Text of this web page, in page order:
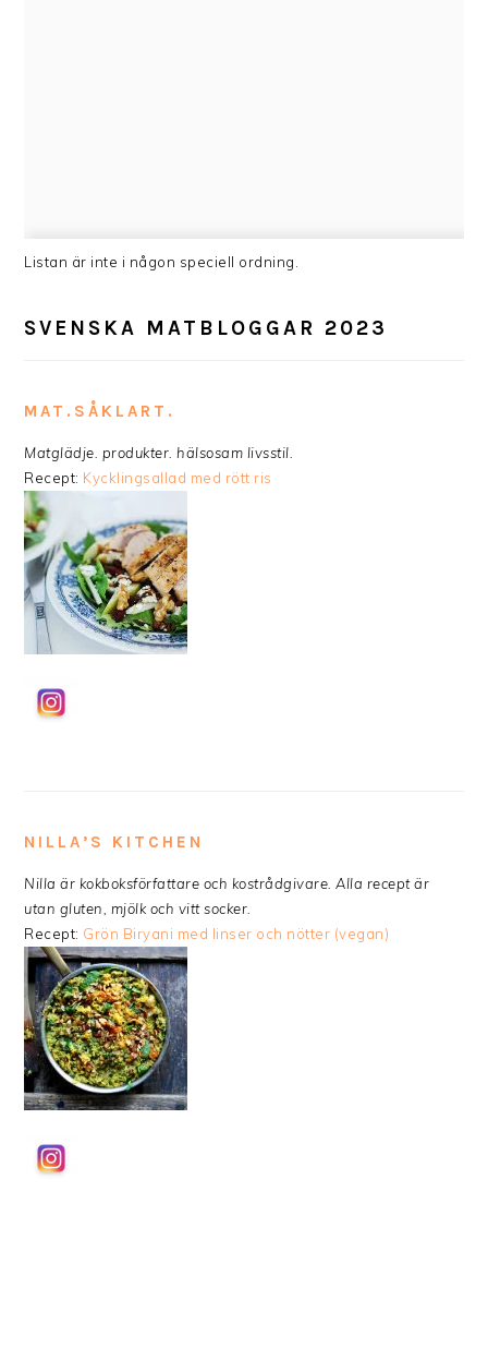
Listan är inte i någon speciell ordning.
SVENSKA MATBLOGGAR 2023
MAT.SÅKLART.
Matglädje. produkter. hälsosam livsstil.
Recept: Kycklingsallad med rött ris
NILLA’S KITCHEN
Nilla är kokboksförfattare och kostrådgivare. Alla recept är
utan gluten, mjölk och vitt socker.
Recept: Grön Biryani med linser och nötter (vegan)